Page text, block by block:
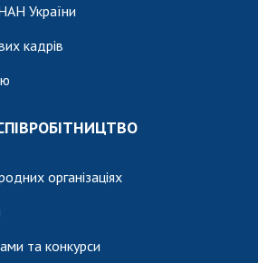
України
кадрів
організаціях
та конкурси